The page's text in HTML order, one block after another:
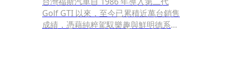
Golf GTI 以來，至今已累積近萬台銷售
成績，憑藉純粹駕馭樂趣與鮮明德系性